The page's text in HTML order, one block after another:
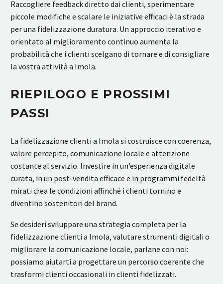
Raccogliere feedback diretto dai clienti, sperimentare
piccole modifiche e scalare le iniziative efficaci è la strada
per una fidelizzazione duratura. Un approccio iterativo e
orientato al miglioramento continuo aumenta la
probabilità che i clienti scelgano di tornare e di consigliare
la vostra attività a Imola.
RIEPILOGO E PROSSIMI
PASSI
La fidelizzazione clienti a Imola si costruisce con coerenza,
valore percepito, comunicazione locale e attenzione
costante al servizio. Investire in un’esperienza digitale
curata, in un post-vendita efficace e in programmi fedeltà
mirati crea le condizioni affinché i clienti tornino e
diventino sostenitori del brand.
Se desideri sviluppare una strategia completa per la
fidelizzazione clienti a Imola, valutare strumenti digitali o
migliorare la comunicazione locale, parlane con noi:
possiamo aiutarti a progettare un percorso coerente che
trasformi clienti occasionali in clienti fidelizzati.